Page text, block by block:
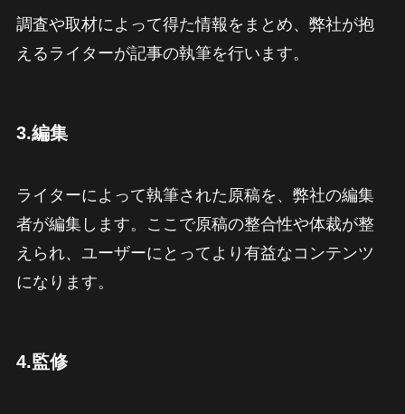
調査や取材によって得た情報をまとめ、弊社が抱
えるライターが記事の執筆を行います。
3.編集
ライターによって執筆された原稿を、弊社の編集
者が編集します。ここで原稿の整合性や体裁が整
えられ、ユーザーにとってより有益なコンテンツ
になります。
4.監修